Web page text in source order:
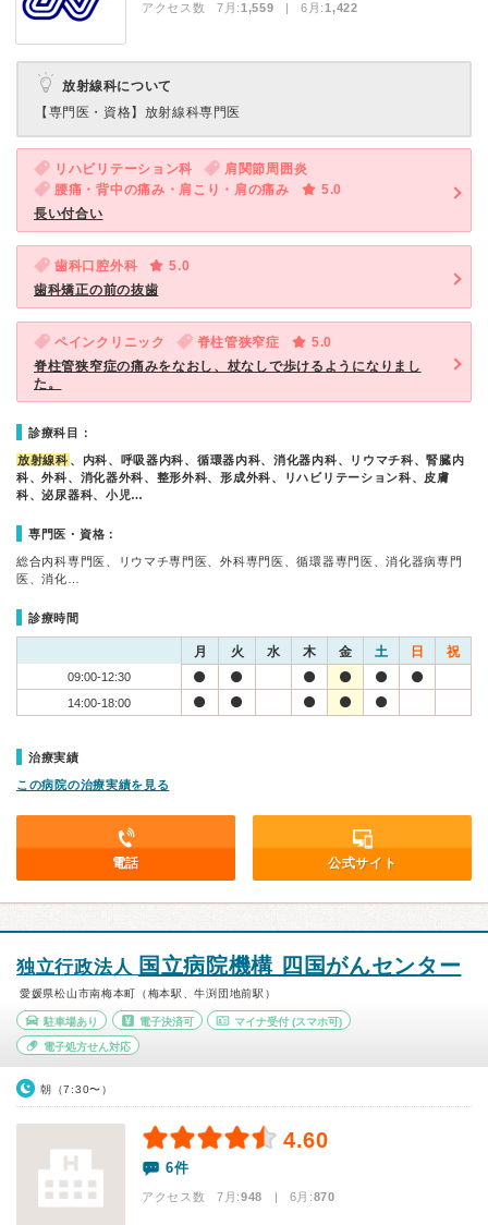
アクセス数 7月:1,559 | 6月:1,422
放射線科について
【専門医・資格】 放射線科専門医
リハビリテーション科
肩関節周囲炎
腰痛・背中の痛み・肩こり・肩の痛み
5.0
長い付合い
歯科口腔外科
5.0
歯科矯正の前の抜歯
ペインクリニック 脊柱管狭窄症
5.0
脊柱管狭窄症の痛みをなおし、杖なしで歩けるようになりまし
た。
診療科目：
放射線科 、内科、呼吸器内科、循環器内科、消化器内科、リウマチ科、腎臓内
科、外科、消化器外科、整形外科、形成外科、リハビリテーション科、皮膚
科、泌尿器科、小児…
専門医・資格：
総合内科専門医、リウマチ専門医、外科専門医、循環器専門医、消化器病専門
医、消化…
診療時間
月 火 水 木 金 土 日 祝
09:00-12:30
14:00-18:00
治療実績
この病院の治療実績を見る
電話 公式サイト
独立行政法人 国立病院機構 四国がんセンター
愛媛県松山市南梅本町（梅本駅、牛渕団地前駅）
駐車場あり 電子決済可 マイナ受付 (スマホ可)
電子処方せん対応
朝（7:30〜）
4.60
6件
アクセス数 7月:948 | 6月:870